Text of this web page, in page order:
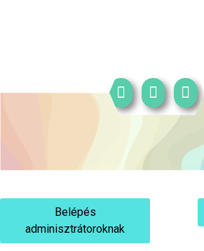
Belépés
adminisztrátoroknak